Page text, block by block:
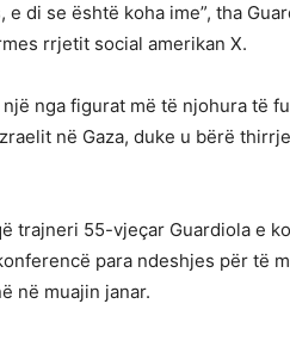
di se është koha ime”, tha
rrjetit social amerikan X.
nga figurat më të njohura të
në Gaza, duke u bërë
trajneri 55-vjeçar Guardiola e
para ndeshjes për të
në muajin janar.